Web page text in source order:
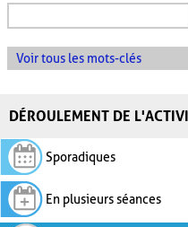
Voir tous les mots-clés
DÉROULEMENT DE
Sporadiques
En plusieurs séances